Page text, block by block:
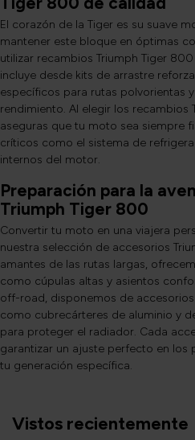
El corazón de la Tiger es su suave
mantener este bloque en óptimas
utilizar recambios Triumph Tiger
incluye desde kits de arrastre
específicos para rutas polvorientas
rendimiento. Al elegir los recambios
aseguras que tu moto sea siempre
críticos como el sistema de
internos del motor.
Preparación para la
Triumph Tiger 800
Convertir tu moto en una viajera
nuestra selección de accesorios
amantes de las rutas largas,
como cúpulas altas y asientos
off-road, disponemos de
como cubrecárteres de aluminio y
para proteger el radiador. Cada
garantizar un ajuste perfecto en los
tu generación específica.
Vistos recientemente